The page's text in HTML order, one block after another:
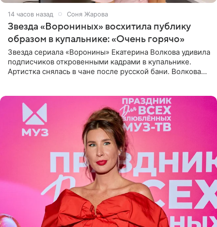
14 часов назад Соня Жарова
Звезда «Ворониных» восхитила публику
образом в купальнике: «Очень горячо»
Звезда сериала «Воронины» Екатерина Волкова удивила
подписчиков откровенными кадрами в купальнике.
Артистка снялась в чане после русской бани. Волкова